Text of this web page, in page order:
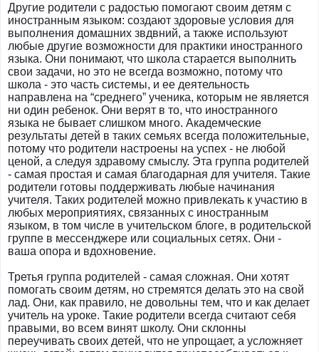
Другие родители с радостью помогают своим детям с
иностранным языком: создают здоровые условия для
выполнения домашних звдвний, а также используют
любые другие возможности для практики иностранного
языка. Они понимают, что школа старается выполнить
свои задачи, но это не всегда возможно, потому что
школа - это часть системы, и ее деятельность
направлена на “среднего” ученика, которым не является
ни один ребенок. Они верят в то, что иностранного
языка не бывает слишком много. Академческие
результаты детей в таких семьях всегда положительные,
потому что родители настроены на успех - не любой
ценой, а следуя здравому смыслу. Эта группа родителей
- самая простая и самая благодарная для учителя. Такие
родители готовы поддерживать любые начинания
учителя. Таких родителей можно привлекать к участию в
любых мероприятиях, связанных с иностранным
языком, в том числе в учительском блоге, в родительской
группе в мессенджере или социальных сетях. Они -
ваша опора и вдохновение.
Третья группа родителей - самая сложная. Они хотят
помогать своим детям, но стремятся делать это на свой
лад. Они, как правило, не довольны тем, что и как делает
учитель на уроке. Такие родители всегда считают себя
правыми, во всем винят школу. Они склонны
переучивать своих детей, что не упрощает, а усложняет